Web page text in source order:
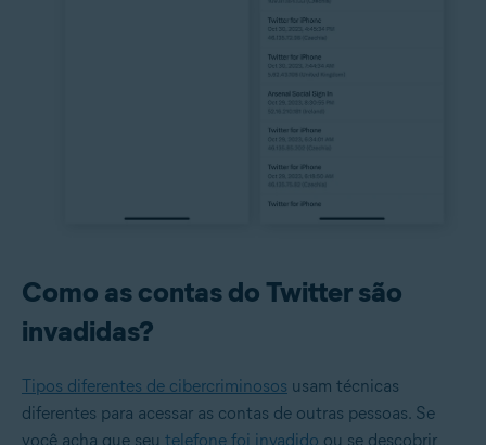
Como as contas do Twitter são
invadidas?
Tipos diferentes de cibercriminosos usam técnicas
diferentes para acessar as contas de outras pessoas. Se
você acha que seu telefone foi invadido ou se descobrir